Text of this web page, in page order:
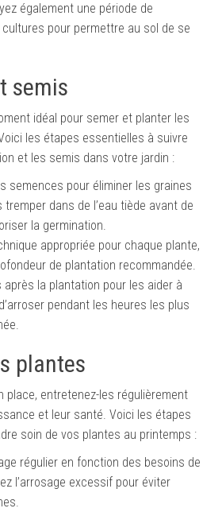
également une période de
pour permettre au sol de se
semis
idéal pour semer et planter les
les étapes essentielles à suivre
et les semis dans votre jardin :
semences pour éliminer les graines
tremper dans de l’eau tiède avant de
la germination.
appropriée pour chaque plante,
de plantation recommandée.
la plantation pour les aider à
pendant les heures les plus
plantes
place, entretenez-les régulièrement
et leur santé. Voici les étapes
soin de vos plantes au printemps :
régulier en fonction des besoins de
l’arrosage excessif pour éviter